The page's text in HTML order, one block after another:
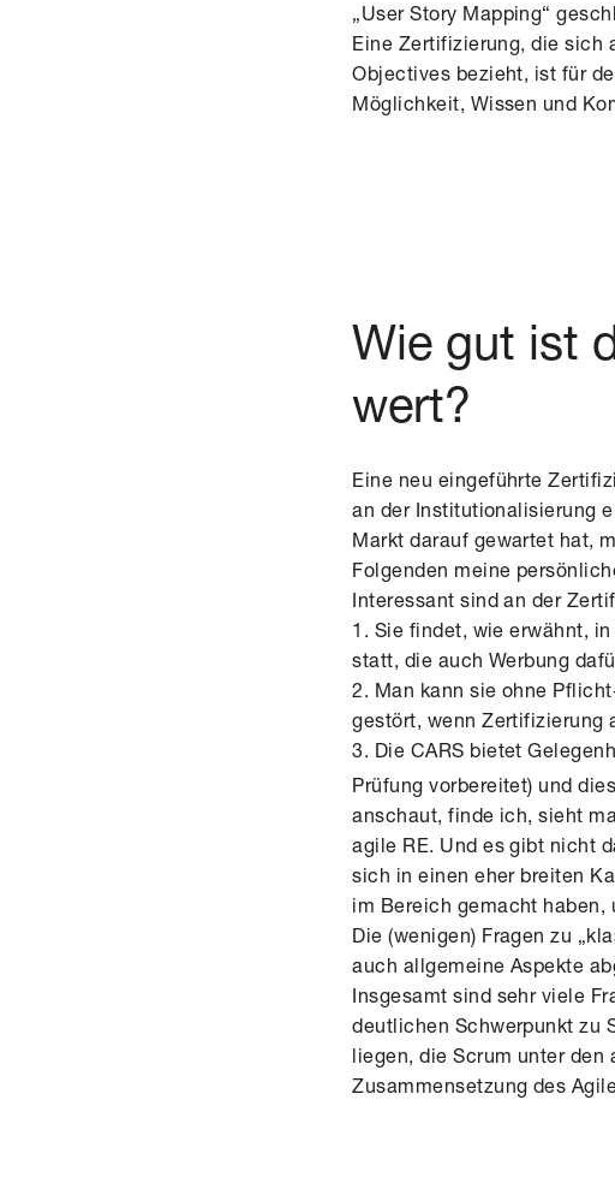
„User Story Mapping“
Eine Zertifizierung, die sich
Objectives bezieht, ist für
Möglichkeit, Wissen und
Wie gut ist
wert?
Eine neu eingeführte
an der Institutionalisierung
Markt darauf gewartet hat,
Folgenden meine
Interessant sind an der
1. Sie findet, wie erwähnt,
statt, die auch Werbung
2. Man kann sie ohne
gestört, wenn Zertifizierung
3. Die CARS bietet
Prüfung vorbereitet) und
anschaut, finde ich, sieht
agile RE. Und es gibt nicht
sich in einen eher breiten
im Bereich gemacht haben,
Die (wenigen) Fragen zu
auch allgemeine Aspekte
Insgesamt sind sehr viele
deutlichen Schwerpunkt zu
liegen, die Scrum unter den
Zusammensetzung des